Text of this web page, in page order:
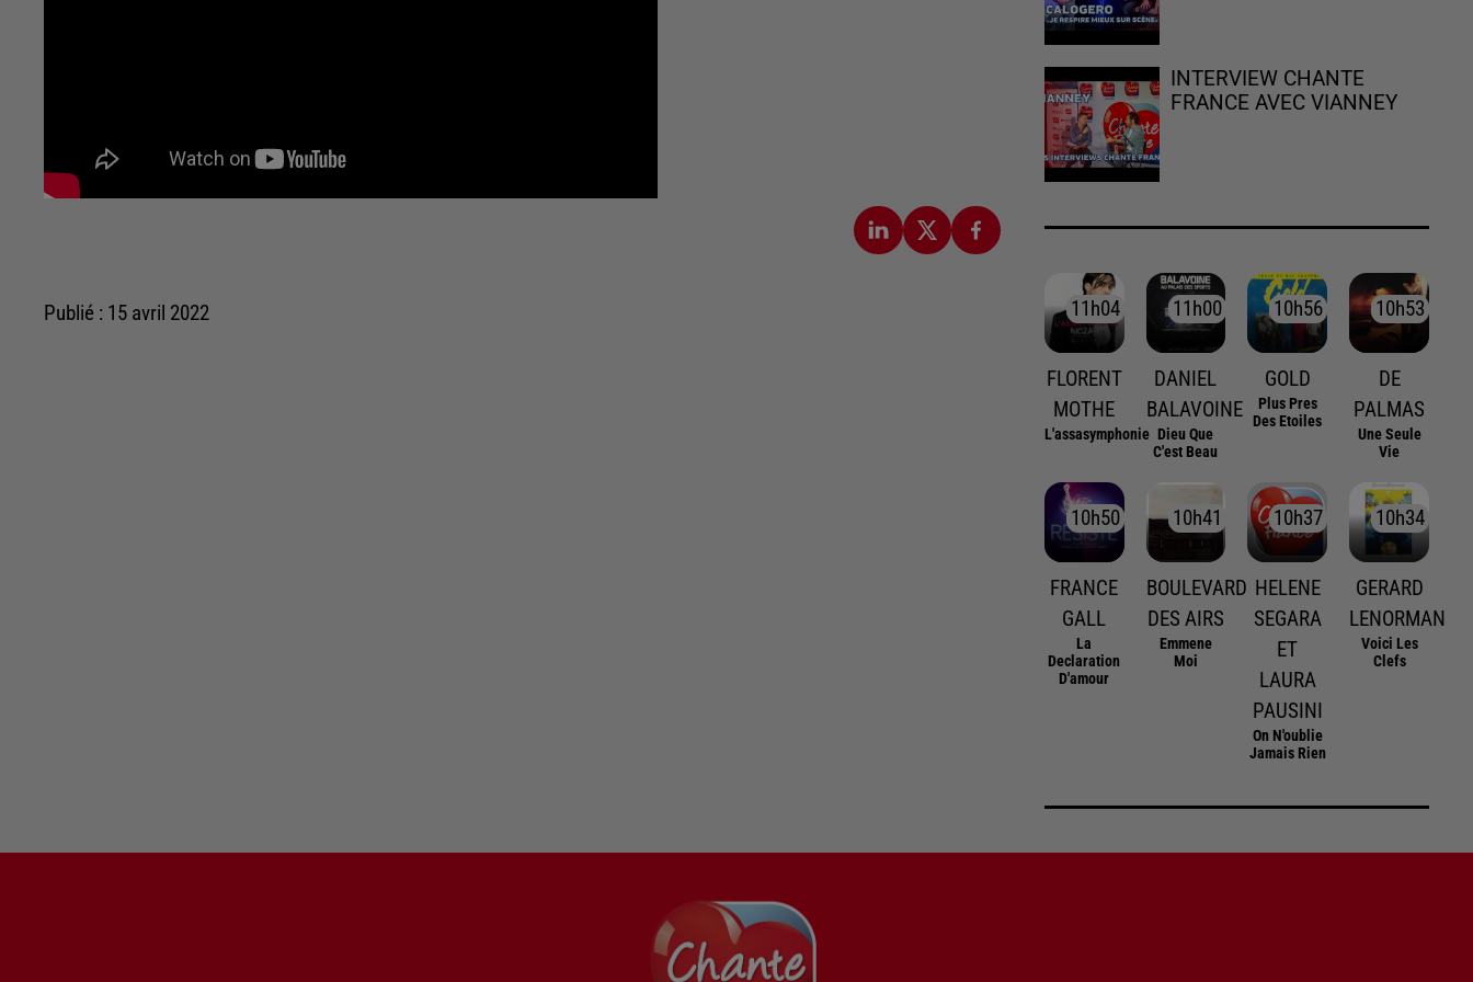
Publié : 15 avril 2022
INTERVIEW CHANTE
FRANCE AVEC VIANNEY
11h04
11h04
FLORENT
MOTHE
L'assasymphonie
11h00
11h00
DANIEL
BALAVOINE
Dieu Que
C'est Beau
10h56
10h56
GOLD
Plus Pres
Des Etoiles
10h53
10h53
DE
PALMAS
Une Seule
Vie
10h50
10h50
FRANCE
GALL
La
Declaration
D'amour
10h41
10h41
BOULEVARD
DES AIRS
Emmene
Moi
10h37
10h37
HELENE
SEGARA
ET
LAURA
PAUSINI
On N'oublie
Jamais Rien
10h34
10h34
GERARD
LENORMAN
Voici Les
Clefs